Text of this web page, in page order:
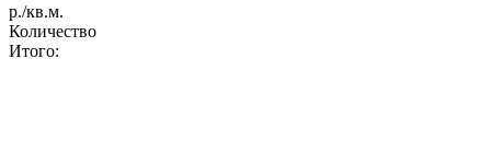
р./кв.м.
Количество
Итого: